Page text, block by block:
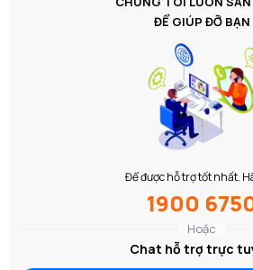
ĐỂ GIÚP ĐỠ BẠN
Để được hỗ trợ tốt nhất.
1900
Hoặc
Chat hỗ trợ trực